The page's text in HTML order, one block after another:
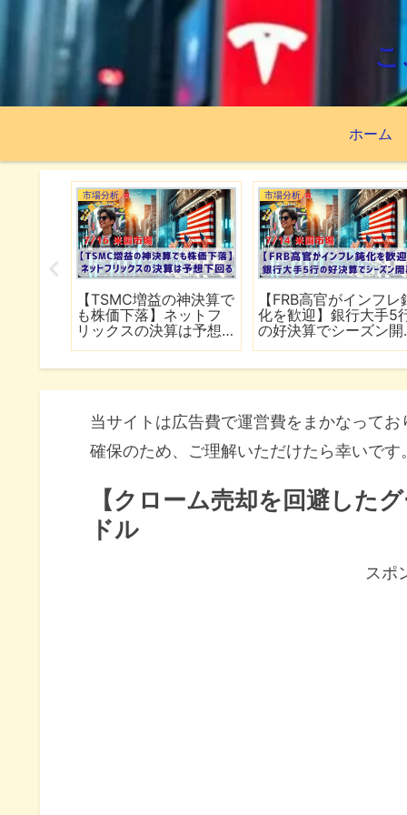
ホーム
市場分析
【TSMC増益の神決算で
も株価下落】ネットフ
リックスの決算は予想
市場分析
【FRB高官がインフレ
化を歓迎】銀行大手5
の好決算でシーズン開
当サイトは広告費で運営費をまかなって
確保のため、ご理解いただけたら幸いです
【クローム売却を回避した
ドル
スポ